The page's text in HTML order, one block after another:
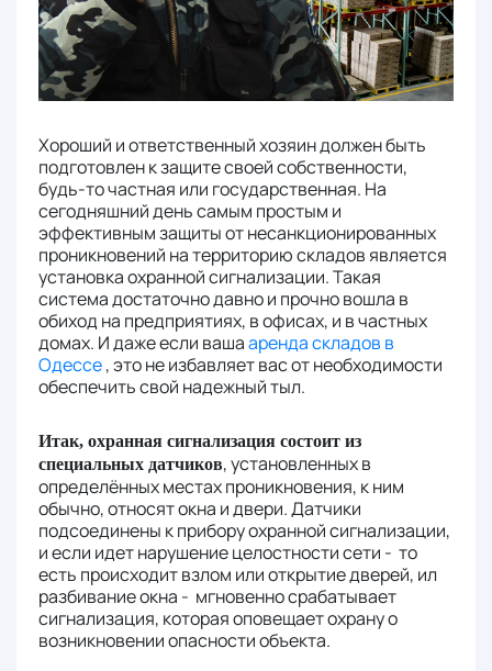
Хороший и ответственный хозяин должен быть
подготовлен к защите своей собственности,
будь-то частная или государственная. На
сегодняшний день самым простым и
эффективным защиты от несанкционированных
проникновений на территорию складов является
установка охранной сигнализации. Такая
система достаточно давно и прочно вошла в
обиход на предприятиях, в офисах, и в частных
домах. И даже если вашааренда складов в
Одессе, это не избавляет вас от необходимости
обеспечить свой надежный тыл.
Итак, охранная сигнализация состоит из
специальных датчиков, установленных в
определённых местах проникновения, к ним
обычно, относят окна и двери. Датчики
подсоединены к прибору охранной сигнализации,
и если идет нарушение целостности сети - то
есть происходит взлом или открытие дверей, ил
разбивание окна - мгновенно срабатывает
сигнализация, которая оповещает охрану о
возникновении опасности объекта.